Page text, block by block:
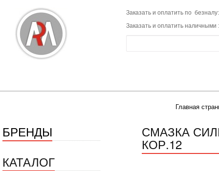
Заказать и оплатить по
Заказать и оплатить наличными
Главная
БРЕНДЫ
КАТАЛОГ
СМАЗКА
КОР.12